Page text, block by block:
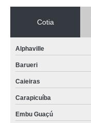
Cotia
Alphaville
Barueri
Caieiras
Carapicuíba
Embu Guaçú